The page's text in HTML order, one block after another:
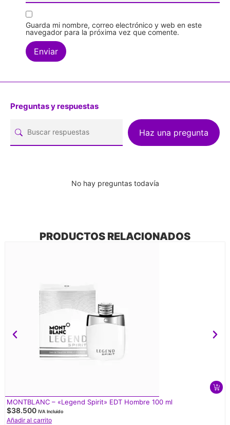
Guarda mi nombre, correo electrónico y web en este
navegador para la próxima vez que comente.
Preguntas y respuestas
Haz una pregunta
No hay preguntas todavía
PRODUCTOS RELACIONADOS
MONTBLANC – «Legend Spirit» EDT Hombre 100 ml
$38.500 IVA Incluido
Añadir al carrito